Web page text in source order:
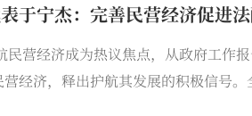
于宁杰：完善民营经济促进
民营经济成为热议焦点，从政府工
经济，释出护航其发展的积极信号